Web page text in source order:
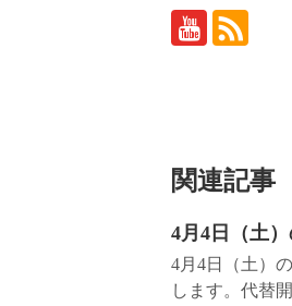
関連記事
4月4日（土
4月4日（土）
します。代替